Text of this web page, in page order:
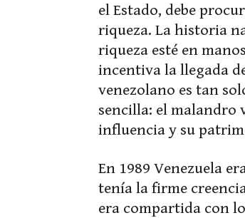
el Estado, debe
riqueza. La historia
riqueza esté en
incentiva la llegada
venezolano es tan
sencilla: el malandro
influencia y su
En 1989 Venezuela
tenía la firme
era compartida con